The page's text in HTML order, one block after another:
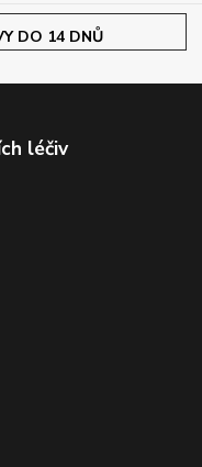
DO 14 DNŮ
léčiv